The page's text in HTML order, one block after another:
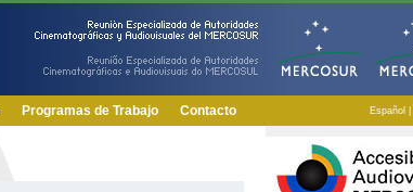
Programas de Trabajo Contacto Español